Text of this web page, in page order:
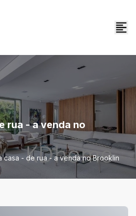
rua - a venda no
casa - de rua - a venda no Brooklin